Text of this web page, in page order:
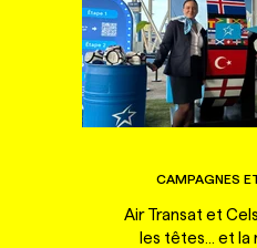
CAMPAGNES
Air Transat et
les têtes... et la